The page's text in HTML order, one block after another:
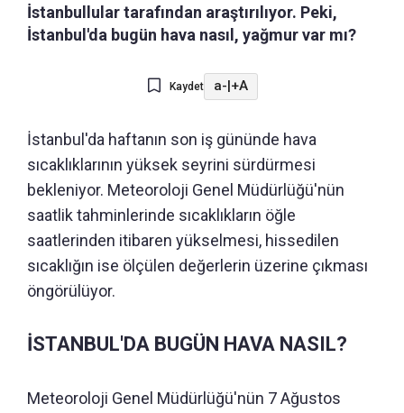
İstanbullular tarafından araştırılıyor. Peki,
İstanbul'da bugün hava nasıl, yağmur var mı?
Kaydet a- +A
İstanbul'da haftanın son iş gününde hava
sıcaklıklarının yüksek seyrini sürdürmesi
bekleniyor. Meteoroloji Genel Müdürlüğü'nün
saatlik tahminlerinde sıcaklıkların öğle
saatlerinden itibaren yükselmesi, hissedilen
sıcaklığın ise ölçülen değerlerin üzerine çıkması
öngörülüyor.
İSTANBUL'DA BUGÜN HAVA NASIL?
Meteoroloji Genel Müdürlüğü'nün 7 Ağustos